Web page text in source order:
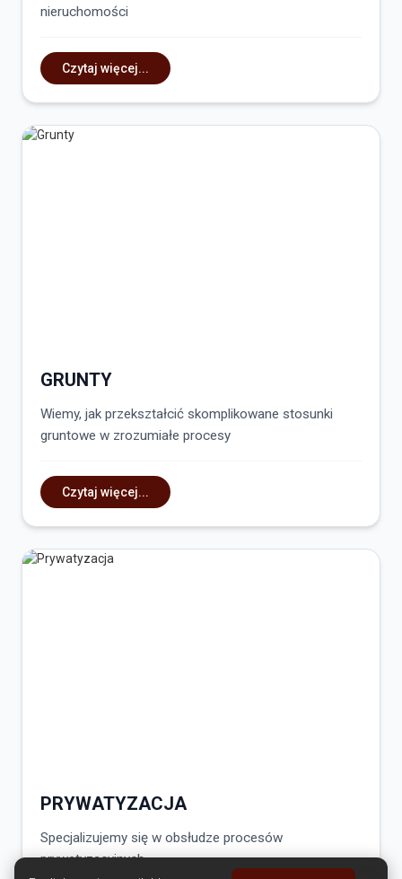
nieruchomości
Czytaj więcej...
GRUNTY
Wiemy, jak przekształcić skomplikowane stosunki
gruntowe w zrozumiałe procesy
Czytaj więcej...
PRYWATYZACJA
Specjalizujemy się w obsłudze procesów
prywatyzacyjnych